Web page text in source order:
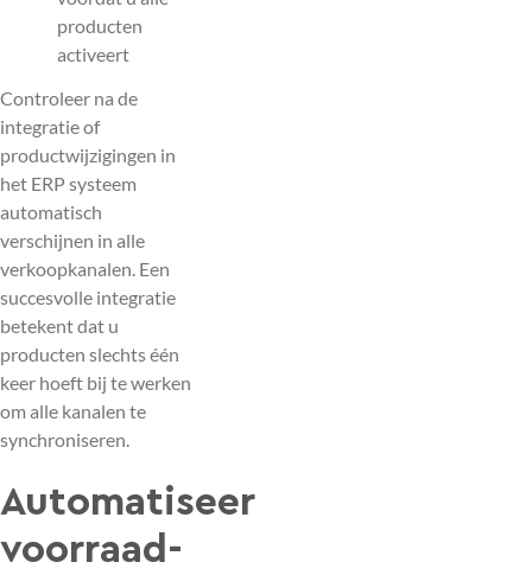
producten
activeert
Controleer na de
integratie of
productwijzigingen in
het ERP systeem
automatisch
verschijnen in alle
verkoopkanalen. Een
succesvolle integratie
betekent dat u
producten slechts één
keer hoeft bij te werken
om alle kanalen te
synchroniseren.
Automatiseer
voorraad-